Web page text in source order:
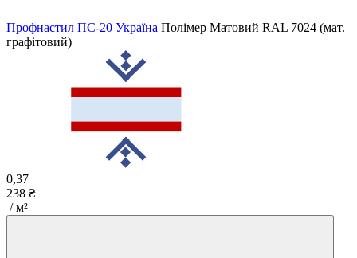
Профнастил ПС-20 Україна Полімер Матовий RAL 7024 (мат.
графітовий)
0,37
238 ₴
/ м²